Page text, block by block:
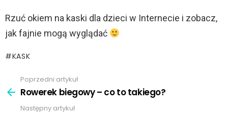
Rzuć okiem na kaski dla dzieci w Internecie i zobacz,
jak fajnie mogą wyglądać
KASK
Zobacz
więcej
Poprzedni artykuł
Rowerek biegowy – co to takiego?
Następny artykuł